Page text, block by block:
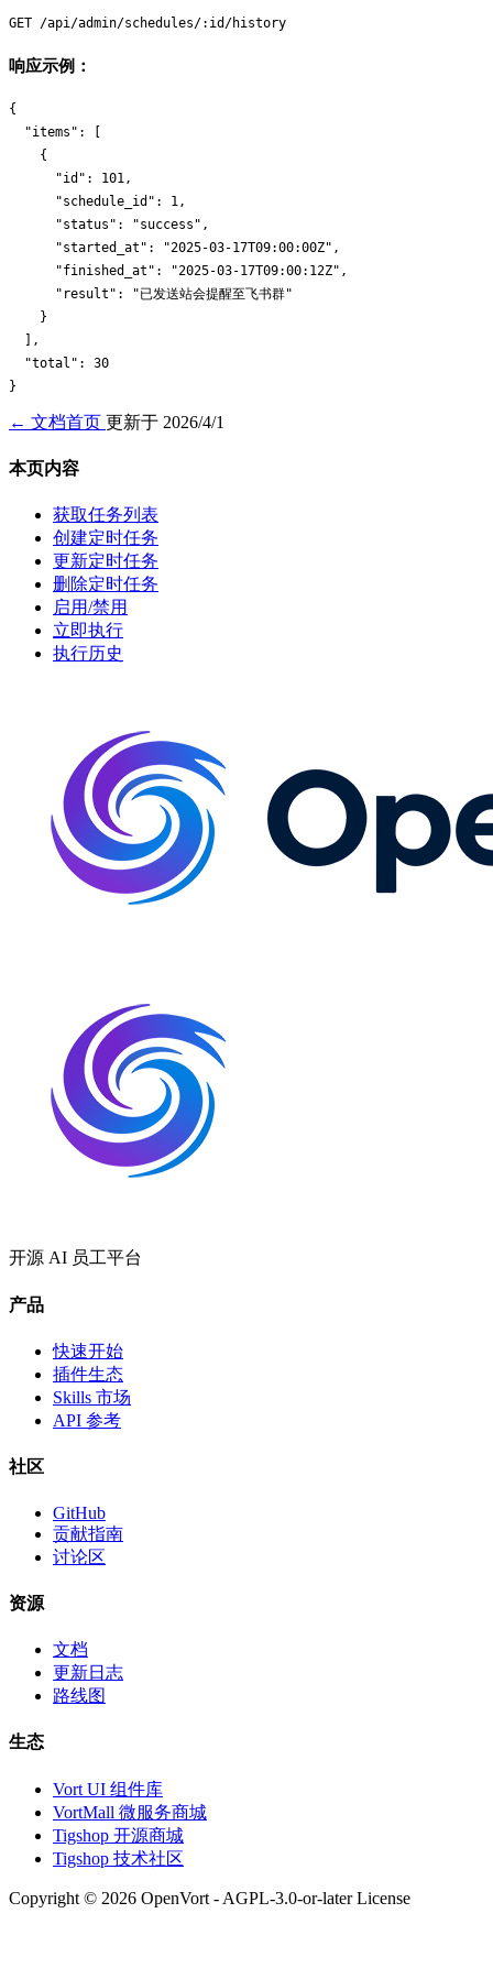
响应示例：
{
  "items": [
    {
      "id": 101,
      "schedule_id": 1,
      "status": "success",
      "started_at": "2025-03-17T09:00:00Z",
      "finished_at": "2025-03-17T09:00:12Z",
      "result": "已发送站会提醒至飞书群"
    }
  ],
  "total": 30
← 文档首页 更新于 2026/4/1
本页内容
获取任务列表
创建定时任务
更新定时任务
删除定时任务
启用/禁用
立即执行
执行历史
开源 AI 员工平台
产品
快速开始
插件生态
Skills 市场
API 参考
社区
GitHub
贡献指南
讨论区
资源
文档
更新日志
路线图
生态
Vort UI 组件库
VortMall 微服务商城
Tigshop 开源商城
Tigshop 技术社区
Copyright © 2026 OpenVort - AGPL-3.0-or-later License